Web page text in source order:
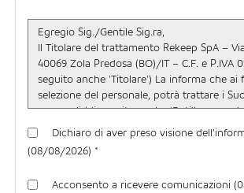
Dichiaro di aver preso visione
(08/08/2026) *
Acconsento a ricevere comunicazioni